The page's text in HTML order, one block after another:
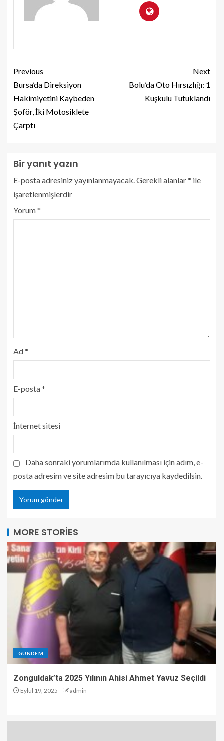
Previous
Bursa’da Direksiyon
Hakimiyetini Kaybeden
Şoför, İki Motosiklete
Çarptı
Next
Bolu’da Oto Hırsızlığı: 1
Kuşkulu Tutuklandı
Bir yanıt yazın
E-posta adresiniz yayınlanmayacak.Gerekli alanlar* ile
işaretlenmişlerdir
Yorum*
Ad*
E-posta*
İnternet sitesi
Daha sonraki yorumlarımda kullanılması için adım, e-
posta adresim ve site adresim bu tarayıcıya kaydedilsin.
MORE STORIES
GÜNDEM
Zonguldak’ta 2025 Yılının Ahisi Ahmet Yavuz Seçildi
Eylül 19, 2025 admin